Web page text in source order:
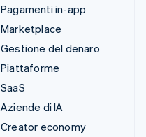
Pagamenti in-app
Marketplace
Gestione del denaro
Piattaforme
SaaS
Aziende di IA
Creator economy